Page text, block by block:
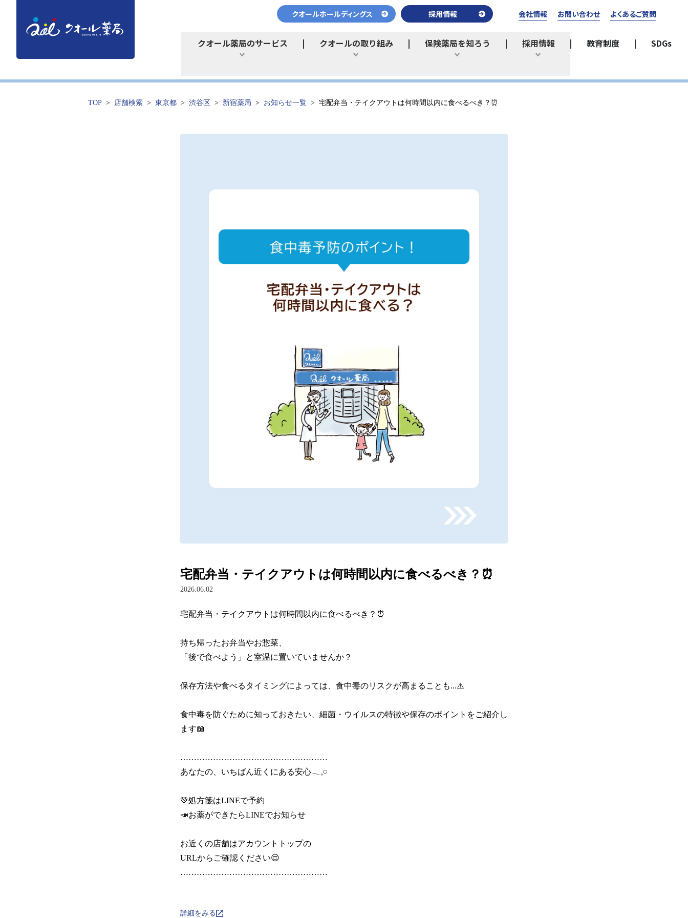
クオール薬局のサービス
ひらく
クオールの取り組み
ひらく
保険薬局を知ろう
ひらく
採用情報
ひらく
教育制度 SDGs
クオールホールディングス 採用情報 会社情報 お問い合わせ よくあるご質問
TOP 店舗検索 東京都 渋谷区 新宿薬局 お知らせ一覧 宅配弁当・テイクアウトは何時間以内に食べるべき？⏰
宅配弁当・テイクアウトは何時間以内に食べるべき？⏰
2026.06.02
宅配弁当・テイクアウトは何時間以内に食べるべき？⏰
持ち帰ったお弁当やお惣菜、
「後で食べよう」と室温に置いていませんか？
保存方法や食べるタイミングによっては、食中毒のリスクが高まることも...⚠️
食中毒を防ぐために知っておきたい、細菌・ウイルスの特徴や保存のポイントをご紹介し
ます📖
………………………………………………
あなたの、いちばん近くにある安心𓂃𓈒𓏸
💚処方箋はLINEで予約
📣お薬ができたらLINEでお知らせ
お近くの店舗はアカウントトップの
URLからご確認ください😌
………………………………………………
詳細をみる